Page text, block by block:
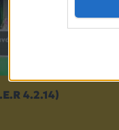
4.2.14)